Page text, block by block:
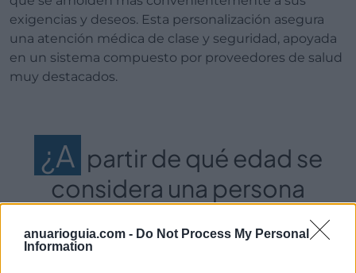
anuarioguia.com - Do Not Process My Personal
Information
exigencias y deseos. Esta personalización asegura
una atención médica de clase y seguridad, apoyada
en un sistema compuesto por proveedores de salud
muy destacados.
¿A partir de qué edad se
considera una persona
seguro de salud?